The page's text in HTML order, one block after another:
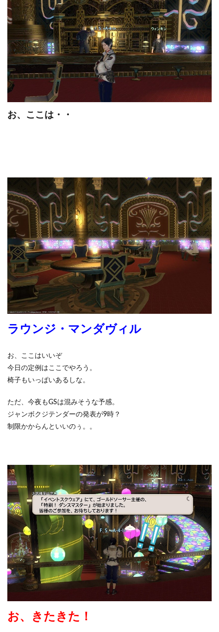
お、ここは・・
ラウンジ・マンダヴィル
お、ここはいいぞ
今日の定例はここでやろう。
椅子もいっぱいあるしな。
ただ、今夜もGSは混みそうな予感。
ジャンボクジテンダーの発表が9時？
制限かからんといいのぅ。。
お、きたきた！